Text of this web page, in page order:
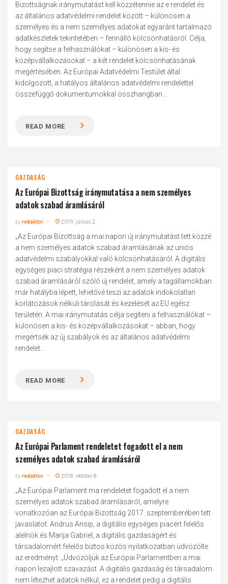
Bizottságnak iránymutatást kell közzétennie az e rendelet és
az általános adatvédelmi rendelet között – különösen a
személyes és a nem személyes adatokat egyaránt tartalmazó
adatkészletek tekintetében – fennálló kölcsönhatásról. Célja,
hogy segítse a felhasználókat – különösen a kis- és
középvállalkozásokat – a két rendelet kölcsönhatásának
megértésében. Az Európai Adatvédelmi Testület által
kidolgozott, a hatályos általános adatvédelmi rendelettel
összefüggő dokumentumokkal összhangban...
READ MORE
GAZDASÁG
Az Európai Bizottság iránymutatása a nem személyes
adatok szabad áramlásáról
byredaktor 2019. június 2.
„Az Európai Bizottság a mai napon új iránymutatást tett közzé
a nem személyes adatok szabad áramlásának az uniós
adatvédelmi szabályokkal való kölcsönhatásáról. A digitális
egységes piaci stratégia részeként a nem személyes adatok
szabad áramlásáról szóló új rendelet, amely a tagállamokban
már hatályba lépett, lehetővé teszi az adatok indokolatlan
korlátozások nélküli tárolását és kezelését az EU egész
területén. A mai iránymutatás célja segíteni a felhasználókat –
különösen a kis- és középvállalkozásokat – abban, hogy
megértsék az új szabályok és az általános adatvédelmi
rendelet...
READ MORE
GAZDASÁG
Az Európai Parlament rendeletet fogadott el a nem
személyes adatok szabad áramlásáról
byredaktor 2018. október 8.
„Az Európai Parlament ma rendeletet fogadott el a nem
személyes adatok szabad áramlásáról, amelyre
vonatkozóan az Európai Bizottság 2017. szeptemberében tett
javaslatot. Andrus Ansip, a digitális egységes piacért felelős
alelnök és Marija Gabriel, a digitális gazdaságért és
társadalomért felelős biztos közös nyilatkozatban üdvözölte
az eredményt: „Üdvözöljük az Európai Parlamentben a mai
napon lezajlott szavazást. A digitális gazdaság és társadalom
nem létezhet adatok nélkül, ez a rendelet pedig a digitális